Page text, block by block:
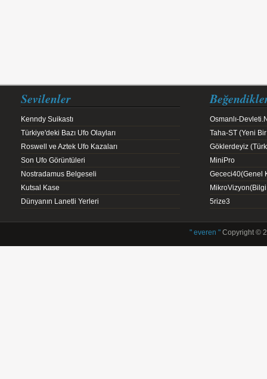
Sevilenler
Kenndy Suikastı
Türkiye'deki Bazı Ufo Olayları
Roswell ve Aztek Ufo Kazaları
Son Ufo Görüntüleri
Nostradamus Belgeseli
Kutsal Kase
Dünyanın Lanetli Yerleri
Osmanlı-
Taha-ST (Yeni
Göklerdeyiz
MiniPro
Gececi40(Genel
5rize3
" everen "Copyright ©